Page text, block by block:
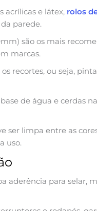
acrílicas e látex, rolos
parede.
são os mais
marcas.
recortes, ou seja,
de água e cerdas
ser limpa entre as
uso.
aderência para selar,